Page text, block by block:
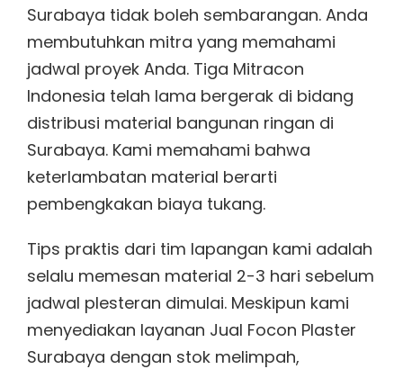
Surabaya tidak boleh sembarangan. Anda
membutuhkan mitra yang memahami
jadwal proyek Anda. Tiga Mitracon
Indonesia telah lama bergerak di bidang
distribusi material bangunan ringan di
Surabaya. Kami memahami bahwa
keterlambatan material berarti
pembengkakan biaya tukang.
Tips praktis dari tim lapangan kami adalah
selalu memesan material 2-3 hari sebelum
jadwal plesteran dimulai. Meskipun kami
menyediakan layanan Jual Focon Plaster
Surabaya dengan stok melimpah,